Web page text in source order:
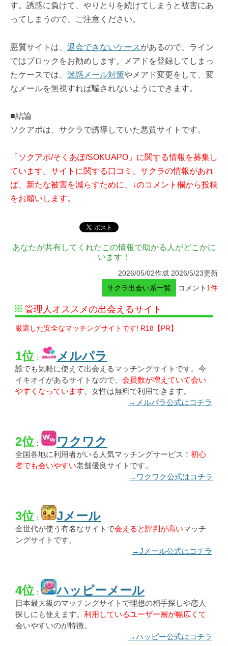
す。誘惑に負けて、やりとりを続けてしまうと被害にあ
ってしまうので、ご注意ください。
悪質サイトは、 退会できないケースがあるので、ライン
ではブロックをお勧めします。メアドを登録してしまっ
たケースでは、 迷惑メール対策やメアド変更をして、変
なメールを無視すれば騙されないようにできます。
■結論
ソクアポは、サクラで誘導していた悪質サイトです。
「ソクアポ/そくあぽ/SOKUAPO」に関する情報を募集し
ています。サイトに関する口コミ、サクラの情報があれ
ば、新たな被害を減らすために、↓のコメント欄から投稿
をお願いします。
あなたが共有してくれたこの情報で助かる人がどこかに
います！
2026/05/02作成 2026/5/23更新
サクラ出会い系一覧
コメント 1件
管理人オススメの出会えるサイト
厳選した安全なマッチングサイトです! R18【PR】
1位 ： メルパラ
誰でも気軽に使えて出会えるマッチングサイトです。今
イキオイがあるサイトなので、 会員数が増えていて会い
やすくなっています。女性は無料で利用できます。
→メルパラ公式はコチラ
2位 ： ワクワク
全国各地に利用者がいる人気マッチングサービス！ 初心
者でも会いやすい老舗優良サイトです。
→ワクワク公式はコチラ
3位 ： Jメール
全世代が使う有名なサイトで会えると評判が高いマッチ
ングサイトです。
→Jメール公式はコチラ
4位 ： ハッピーメール
日本最大級のマッチングサイトで理想の相手探しや恋人
探しにも使えます。 利用しているユーザー層が幅広くて
会いやすいのが特徴。
→ハッピー公式はコチラ